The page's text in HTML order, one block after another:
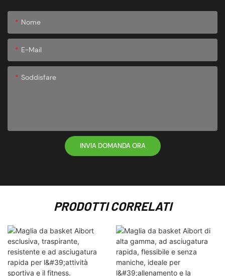
Nome
E-Mail
Soddisfare
INVIA DOMANDA ORA
PRODOTTI CORRELATI